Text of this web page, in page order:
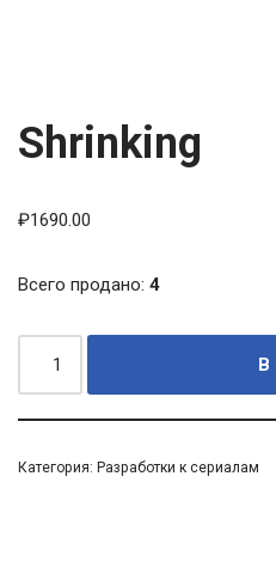
Shrinking
₽1690.00
Всего продано: 4
В
Категория: Разработки к сериалам